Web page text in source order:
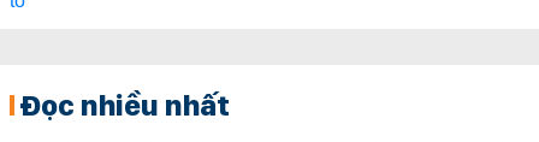
Đọc nhiều nhất